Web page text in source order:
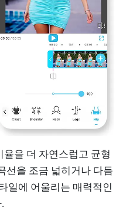
을 더 자연스럽고 균형
선을 조금 넓히거나 다듬
일에 어울리는 매력적인